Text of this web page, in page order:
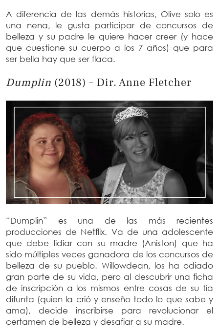
A diferencia de las demás historias, Olive solo es
una nena, le gusta participar de concursos de
belleza y su padre le quiere hacer creer (y hace
que cuestione su cuerpo a los 7 años) que para
ser bella hay que ser flaca.
Dumplin (2018) – Dir. Anne Fletcher
“Dumplin” es una de las más recientes
producciones de Netflix. Va de una adolescente
que debe lidiar con su madre (Aniston) que ha
sido múltiples veces ganadora de los concursos de
belleza de su pueblo. Willowdean, los ha odiado
gran parte de su vida, pero al descubrir una ficha
de inscripción a los mismos entre cosas de su tía
difunta (quien la crió y enseño todo lo que sabe y
ama), decide inscribirse para revolucionar el
certamen de belleza y desafiar a su madre.